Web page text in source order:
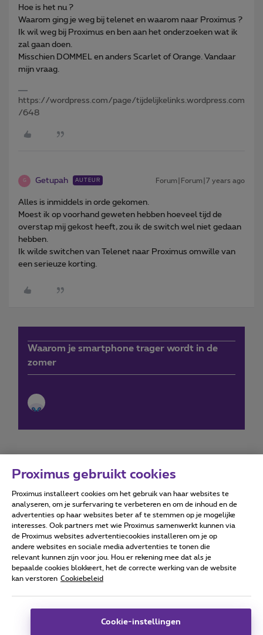
Hoe is het nu ?
Waarom ging je weg bij telenet en waarom naar Proximus ?
Ik wil weg bij Proximus en ben aan het onderzoeken wat ik
zal gaan doen.
Misschien DOMMEL en anders Scarlet of Orange. Vandaar
mijn vraag.
https://wordpress.com/page/tijdelijkelinks.wordpress.com
/648
G Getupah AUTEUR Forum|Forum|7 years ago
Alles is inmiddels in orde gekomen.
Moest ik op voorhand geweten hebben hoeveel tijd de
overstap mij gekost heeft, zou ik de switch wel niet gedaan
hebben.
Ik wilde switchen van Telenet naar Proximus omwille van
een serieuze korting.
Waarom je smartphone trager wordt in de
zomer
Forumvoorwaarden Accessibility statement
Alle rechten voorbehouden. © Proximus
Algemene voorwaarden, consumenteninfo
Deze website is gecreëerd en wordt beheerd conform het
Proximus gebruikt cookies
Proximus installeert cookies om het gebruik van haar websites te
analyseren, om je surfervaring te verbeteren en om de inhoud en de
advertenties op haar websites beter af te stemmen op je mogelijke
interesses. Ook partners met wie Proximus samenwerkt kunnen via
de Proximus websites advertentiecookies installeren om je op
andere websites en sociale media advertenties te tonen die
relevant kunnen zijn voor jou. Hou er rekening mee dat als je
bepaalde cookies blokkeert, het de correcte werking van de website
kan verstoren Cookiebeleid
Cookie-instellingen